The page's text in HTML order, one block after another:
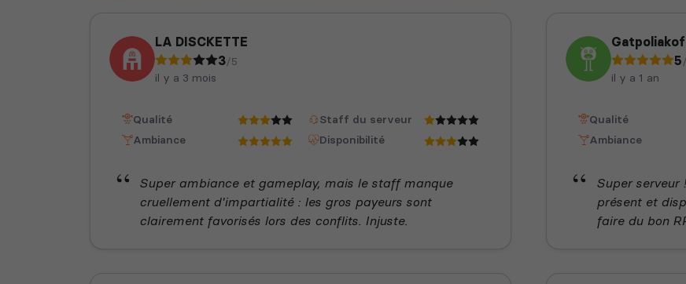
LA DISCKETTE
3/5
il y a 3 mois
Qualité
Staff du serveur
Ambiance
Disponibilité
Super ambiance et gameplay, mais le staff manque
cruellement d'impartialité : les gros payeurs sont
clairement favorisés lors des conflits. Injuste.
5
il y a 1 an
Qualité
Ambiance
Super
présent et
faire du bon